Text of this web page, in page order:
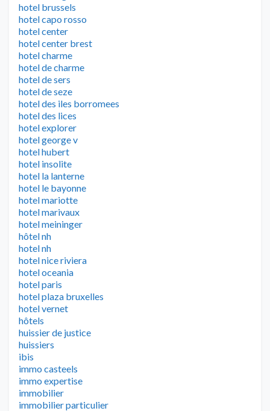
hotel brussels
hotel capo rosso
hotel center
hotel center brest
hotel charme
hotel de charme
hotel de sers
hotel de seze
hotel des iles borromees
hotel des lices
hotel explorer
hotel george v
hotel hubert
hotel insolite
hotel la lanterne
hotel le bayonne
hotel mariotte
hotel marivaux
hotel meininger
hôtel nh
hotel nh
hotel nice riviera
hotel oceania
hotel paris
hotel plaza bruxelles
hotel vernet
hôtels
huissier de justice
huissiers
ibis
immo casteels
immo expertise
immobilier
immobilier particulier